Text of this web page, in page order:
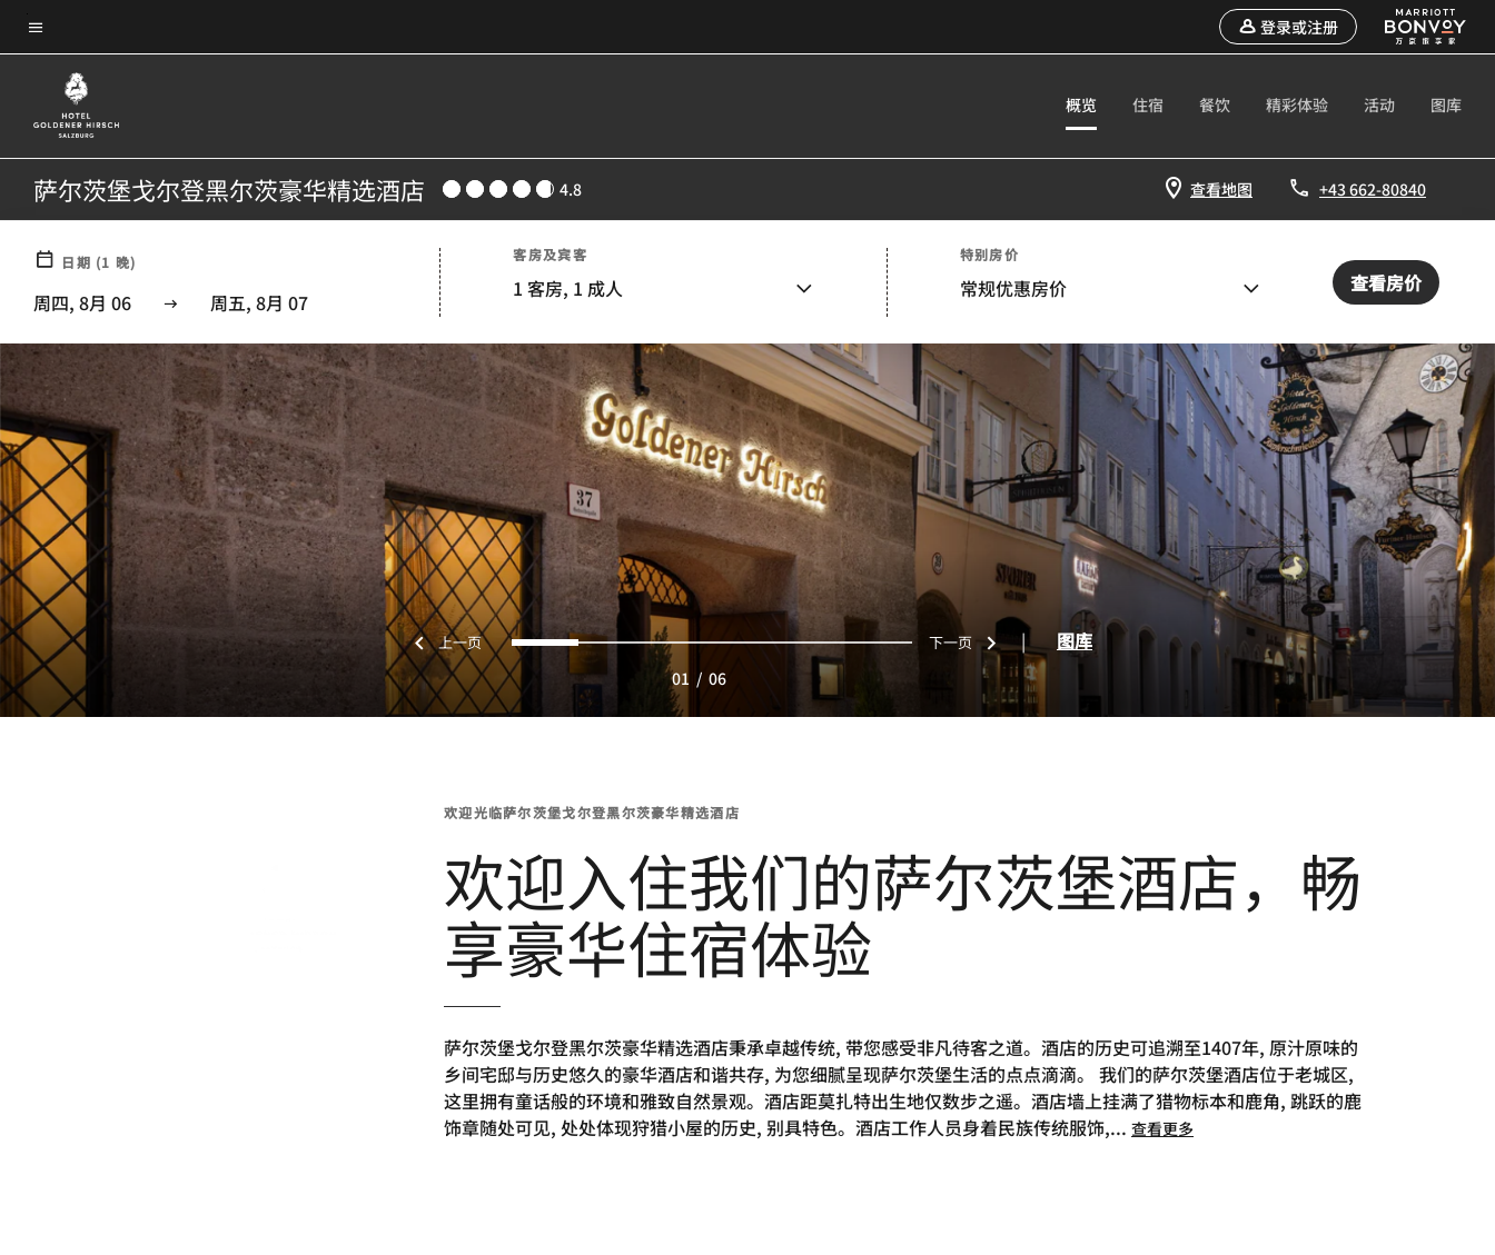
Skip
to
main
content
菜单文本
登录或注册
概览 住宿 餐饮 精彩体验 活动 图库
萨尔茨堡戈尔登黑尔茨豪华精选酒店 4.8 查看地图 +43 662-80840
日期 (1 晚)
周四, 8月 06 周五, 8月 07
客房及宾客
1 客房, 1 成人
特别房价
常规优惠房价 查看房价
上一页 0 1 2 3 4 5 下一页
01 / 06
| 图库
欢迎光临萨尔茨堡戈尔登黑尔茨豪华精选酒店
欢迎入住我们的萨尔茨堡酒店，畅
享豪华住宿体验
萨尔茨堡戈尔登黑尔茨豪华精选酒店秉承卓越传统, 带您感受非凡待客之道。酒店的历史可追溯至1407年, 原汁原味的
乡间宅邸与历史悠久的豪华酒店和谐共存, 为您细腻呈现萨尔茨堡生活的点点滴滴。 我们的萨尔茨堡酒店位于老城区,
这里拥有童话般的环境和雅致自然景观。酒店距莫扎特出生地仅数步之遥。酒店墙上挂满了猎物标本和鹿角, 跳跃的鹿
饰章随处可见, 处处体现狩猎小屋的历史, 别具特色。酒店工作人员身着民族传统服饰,... 查看更多